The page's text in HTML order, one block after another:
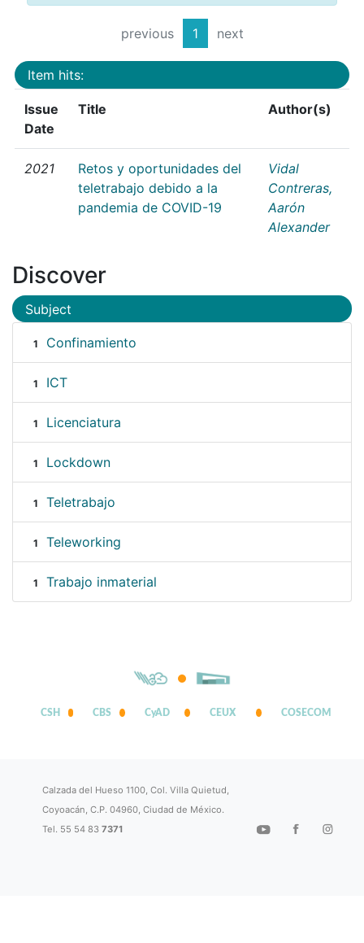
previous 1 next
Item hits:
Issue
Date
Title Author(s)
2021
Retos y oportunidades del
teletrabajo debido a la
pandemia de COVID-19
Vidal
Contreras,
Aarón
Alexander
Discover
Subject
1 Confinamiento
1 ICT
1 Licenciatura
1 Lockdown
1 Teletrabajo
1 Teleworking
1 Trabajo inmaterial
CSH CBS CyAD CEUX COSECOM
Calzada del Hueso 1100, Col. Villa Quietud,
Coyoacán, C.P. 04960, Ciudad de México.
Tel. 55 54 837371